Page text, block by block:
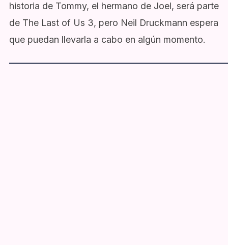
historia de Tommy, el hermano de Joel, será parte
de The Last of Us 3, pero Neil Druckmann espera
que puedan llevarla a cabo en algún momento.